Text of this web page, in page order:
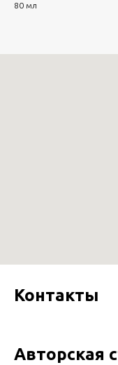
80 мл
Контакты
Авторская